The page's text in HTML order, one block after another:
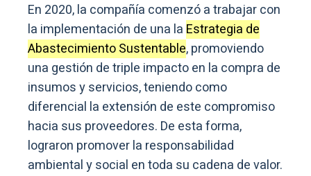
En 2020, la compañía comenzó a trabajar con
la implementación de una la Estrategia de
Abastecimiento Sustentable, promoviendo
una gestión de triple impacto en la compra de
insumos y servicios, teniendo como
diferencial la extensión de este compromiso
hacia sus proveedores. De esta forma,
lograron promover la responsabilidad
ambiental y social en toda su cadena de valor.